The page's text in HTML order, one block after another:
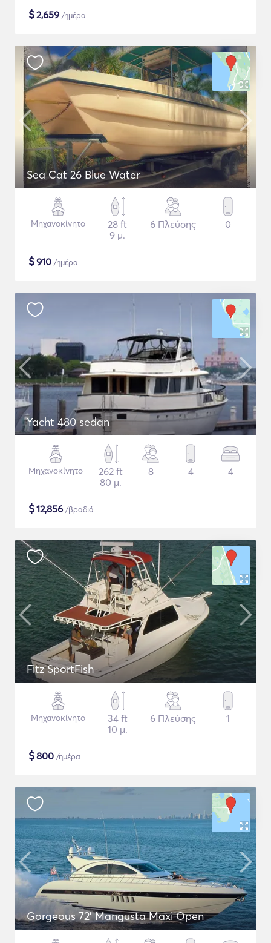
$2,659 /ημέρα
Sea Cat 26 Blue Water
Μηχανοκίνητο
28 ft
9 μ.
6 Πλεύσης 0
$910 /ημέρα
Yacht 480 sedan
Μηχανοκίνητο
262 ft
80 μ.
8 4 4
$12,856 /βραδιά
Fitz SportFish
Μηχανοκίνητο
34 ft
10 μ.
6 Πλεύσης 1
$800 /ημέρα
Gorgeous 72' Mangusta Maxi Open